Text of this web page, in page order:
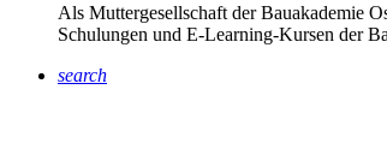
Als Muttergesellschaft der Bauakademie
Schulungen und E-Learning-Kursen der
search